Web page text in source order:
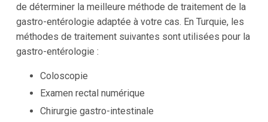
de déterminer la meilleure méthode de traitement de la
gastro-entérologie adaptée à votre cas. En Turquie, les
méthodes de traitement suivantes sont utilisées pour la
gastro-entérologie :
Coloscopie
Examen rectal numérique
Chirurgie gastro-intestinale